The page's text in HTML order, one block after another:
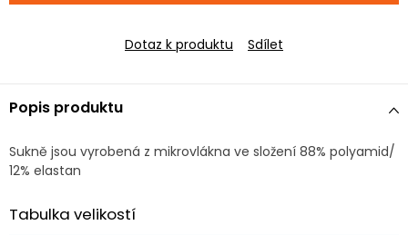
Dotaz k produktu Sdílet
Popis produktu
Sukně jsou vyrobená z mikrovlákna ve složení 88% polyamid/
12% elastan
Tabulka velikostí